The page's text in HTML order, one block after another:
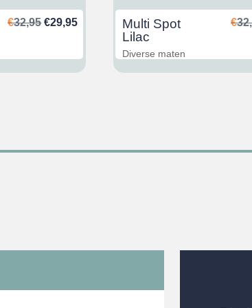
€32,95 Ursprünglicher
€32,95
€29,95Aktueller
€29,95.
Multi Spot
Lilac
€
Diverse maten